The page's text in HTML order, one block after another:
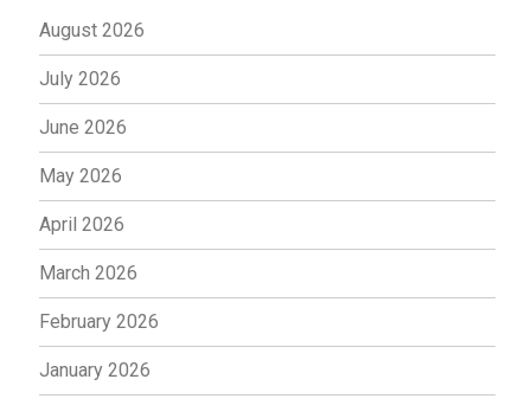
August 2026
July 2026
June 2026
May 2026
April 2026
March 2026
February 2026
January 2026